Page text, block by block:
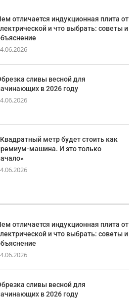
отличается индукционная плита от
и что выбрать: советы и
сливы весной для
в 2026 году
метр будет стоить как
машина. И это только
отличается индукционная плита от
и что выбрать: советы и
сливы весной для
в 2026 году